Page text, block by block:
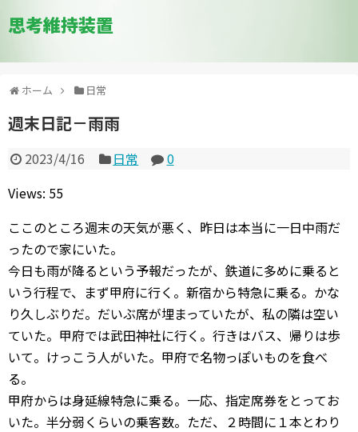
思考維持装置
ホーム 日常
週末日記－雨雨
2023/4/16 日常
0
Views: 55
ここのところ週末の天気が悪く、昨日は本当に一日中雨だ
ったので家にいた。
今日も雨が降るという予報だったが、鉄道に多めに乗ると
いう行程で、まず甲府に行く。新宿から特急に乗る。かな
り久しぶりだ。だいぶ席が埋まっていたが、私の隣は空い
ていた。甲府では武田神社に行く。行きはバス、帰りは歩
いて。けっこう人がいた。甲府で名物っぽいものを食べ
る。
甲府からは身延線特急に乗る。一応、指定席券をとってお
いた。半分弱くらいの乗客数。ただ、２時間に１本とわり